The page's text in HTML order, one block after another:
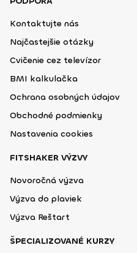
Kontaktujte nás
Najčastejšie otázky
Cvičenie cez televízor
BMI kalkulačka
Ochrana osobných údajov
Obchodné podmienky
Nastavenia cookies
FITSHAKER VÝZVY
Novoročná výzva
Výzva do plaviek
Výzva Reštart
ŠPECIALIZOVANÉ KURZY